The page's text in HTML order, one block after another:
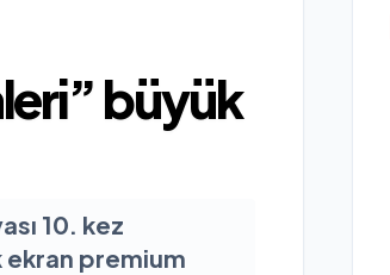
büyük
10. kez
ekran premium